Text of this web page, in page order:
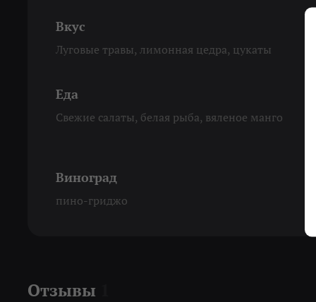
Вкус
Луговые травы, лимонная цедра, цукаты
Еда
Свежие салаты, белая рыба, вяленое манго
Виноград
пино-гриджо
Отзывы